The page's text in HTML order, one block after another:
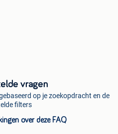
vragen
op je zoekopdracht en de
filters
over deze FAQ